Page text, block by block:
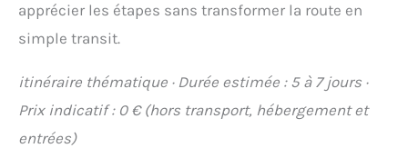
apprécier les étapes sans transformer la route en
simple transit.
itinéraire thématique · Durée estimée : 5 à 7 jours ·
Prix indicatif : 0 € (hors transport, hébergement et
entrées)